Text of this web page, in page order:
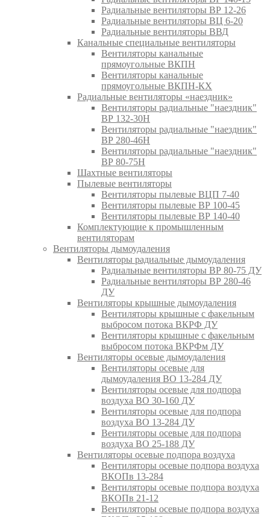
Радиальные вентиляторы ВР 12-26
Радиальные вентиляторы ВЦ 6-20
Радиальные вентиляторы ВВД
Канальные специальные вентиляторы
Вентиляторы канальные
прямоугольные ВКПН
Вентиляторы канальные
прямоугольные ВКПН-КХ
Радиальные вентиляторы «наездник»
Вентиляторы радиальные "наездник"
ВР 132-30Н
Вентиляторы радиальные "наездник"
ВР 280-46Н
Вентиляторы радиальные "наездник"
ВР 80-75Н
Шахтные вентиляторы
Пылевые вентиляторы
Вентиляторы пылевые ВЦП 7-40
Вентиляторы пылевые ВР 100-45
Вентиляторы пылевые ВР 140-40
Комплектующие к промышленным
вентиляторам
Вентиляторы дымоудаления
Вентиляторы радиальные дымоудаления
Радиальные вентиляторы ВР 80-75 ДУ
Радиальные вентиляторы ВР 280-46
ДУ
Вентиляторы крышные дымоудаления
Вентиляторы крышные с факельным
выбросом потока ВКРФ ДУ
Вентиляторы крышные с факельным
выбросом потока ВКРФм ДУ
Вентиляторы осевые дымоудаления
Вентиляторы осевые для
дымоудаления ВО 13-284 ДУ
Вентиляторы осевые для подпора
воздуха ВО 30-160 ДУ
Вентиляторы осевые для подпора
воздуха ВО 13-284 ДУ
Вентиляторы осевые для подпора
воздуха ВО 25-188 ДУ
Вентиляторы осевые подпора воздуха
Вентиляторы осевые подпора воздуха
ВКОПв 13-284
Вентиляторы осевые подпора воздуха
ВКОПв 21-12
Вентиляторы осевые подпора воздуха